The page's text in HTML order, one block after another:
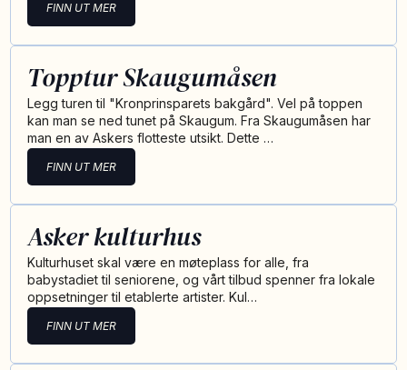
FINN UT MER
Topptur Skaugumåsen
Legg turen til "Kronprinsparets bakgård". Vel på toppen
kan man se ned tunet på Skaugum. Fra Skaugumåsen har
man en av Askers flotteste utsikt. Dette …
FINN UT MER
Asker kulturhus
Kulturhuset skal være en møteplass for alle, fra
babystadiet til seniorene, og vårt tilbud spenner fra lokale
oppsetninger til etablerte artister. Kul…
FINN UT MER